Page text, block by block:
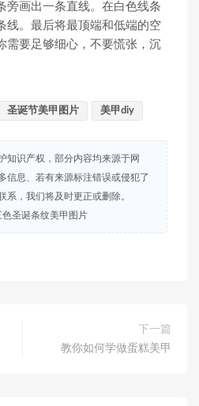
旁画出一条直线。在白色线条
线。最后将最顶端和低端的空
需要足够细心，不要慌张，沉
圣诞节美甲图片 美甲diy
知识产权，部分内容均来源于网
信息、若有来源标注错误或侵犯了
系，我们将及时更正或删除。
色圣诞条纹美甲图片
下一篇
教你如何学做蛋糕美甲